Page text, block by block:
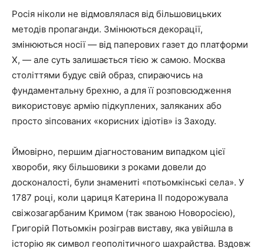
Росія ніколи не відмовлялася від більшовицьких
методів пропаганди. Змінюються декорації,
змінюються носії — від паперових газет до платформи
X, — але суть залишається тією ж самою. Москва
століттями будує свій образ, спираючись на
фундаментальну брехню, а для її розповсюдження
використовує армію підкуплених, заляканих або
просто зіпсованих «корисних ідіотів» із Заходу.
Ймовірно, першим діагностованим випадком цієї
хвороби, яку більшовики з роками довели до
досконалості, були знамениті «потьомкінські села». У
1787 році, коли цариця Катерина II подорожувала
свіжозагарбаним Кримом (так званою Новоросією),
Григорій Потьомкін розіграв виставу, яка увійшла в
історію як символ геополітичного шахрайства. Вздовж